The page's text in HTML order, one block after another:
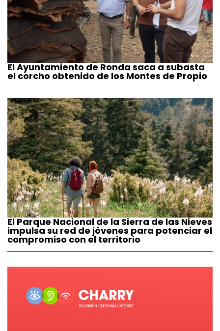
El Ayuntamiento de Ronda saca a subasta
el corcho obtenido de los Montes de Propio
El Parque Nacional de la Sierra de las Nieves
impulsa su red de jóvenes para potenciar el
compromiso con el territorio